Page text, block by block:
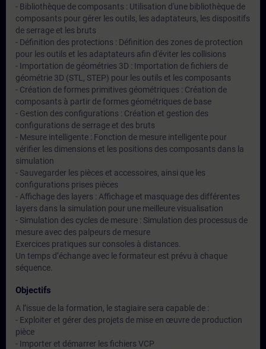
- Bibliothèque de composants : Utilisation d'une bibliothèque de
composants pour gérer les outils, les adaptateurs, les dispositifs
de serrage et les bruts
- Définition des protections : Définition des zones de protection
pour les outils et les adaptateurs afin d'éviter les collisions
- Importation de géométries 3D : Importation de fichiers de
géométrie 3D (STL, STEP) pour les outils et les composants
- Création de formes primitives géométriques : Création de
composants à partir de formes géométriques de base
- Gestion des configurations : Création et gestion des
configurations de serrage et des bruts
- Mesure intelligente : Fonction de mesure intelligente pour
vérifier les dimensions et les positions des composants dans la
simulation
- Sauvegarder les pièces et accessoires, ainsi que les
configurations prises pièces
- Affichage des layers : Affichage et masquage des différentes
layers dans la simulation pour une meilleure visualisation
- Simulation des cycles de mesure : Simulation des processus de
mesure avec des palpeurs de mesure
Exercices pratiques sur consoles à distances.
Un temps d’échange avec le formateur est prévu à chaque
séquence.
Objectifs
A l’issue de la formation, le stagiaire sera capable de :
- Exploiter et gérer des projets de mise en œuvre de production
pièce
- Importer et démarrer les fichiers VCP